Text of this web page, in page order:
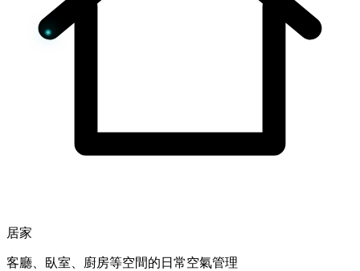
居家
客廳、臥室、廚房等空間的日常空氣管理